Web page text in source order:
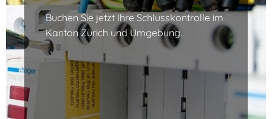
Buchen Sie jetzt Ihre Schlusskontrolle im
Kanton Zürich und Umgebung.